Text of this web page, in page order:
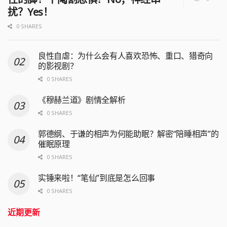
扰？Yes！
0 SHARES
良性自虐：为什么会有人喜欢恐怖、重口、猎奇向
的影视剧？
0 SHARES
《穆赫兰道》剧情全解析
0 SHARES
郭德纲、于谦的相声为何能助眠？解密“陪睡相声”的
催眠原理
0 SHARES
实锤来啦！“笔仙”到底是怎么回事
0 SHARES
近期更新